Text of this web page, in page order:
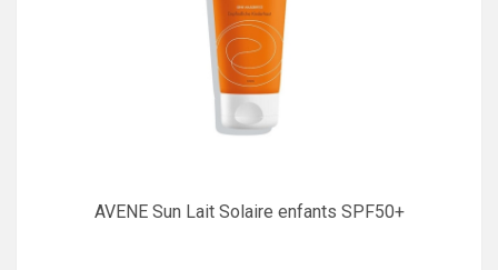
AVENE Sun Lait Solaire enfants SPF50+